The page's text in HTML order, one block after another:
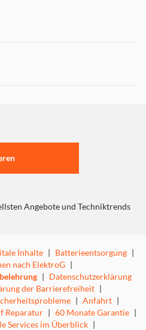
Angebote und Techniktrends
Inhalte | Batterieentsorgung |
nach ElektroG |
| Datenschutzerklärung
der Barrierefreiheit |
| Anfahrt |
Reparatur | 60 Monate Garantie |
Services im Überblick |